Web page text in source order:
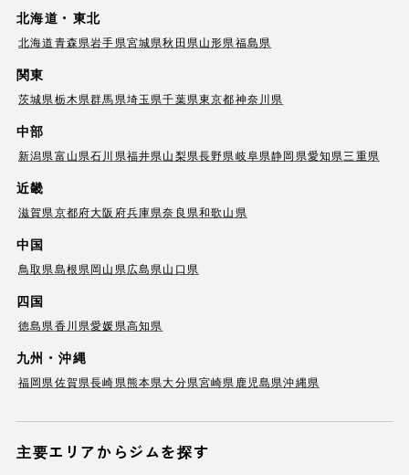
北海道・東北
北海道青森県岩手県宮城県秋田県山形県福島県
関東
茨城県栃木県群馬県埼玉県千葉県東京都神奈川県
中部
新潟県富山県石川県福井県山梨県長野県岐阜県静岡県愛知県三重県
近畿
滋賀県京都府大阪府兵庫県奈良県和歌山県
中国
鳥取県島根県岡山県広島県山口県
四国
徳島県香川県愛媛県高知県
九州・沖縄
福岡県佐賀県長崎県熊本県大分県宮崎県鹿児島県沖縄県
主要エリアからジムを探す